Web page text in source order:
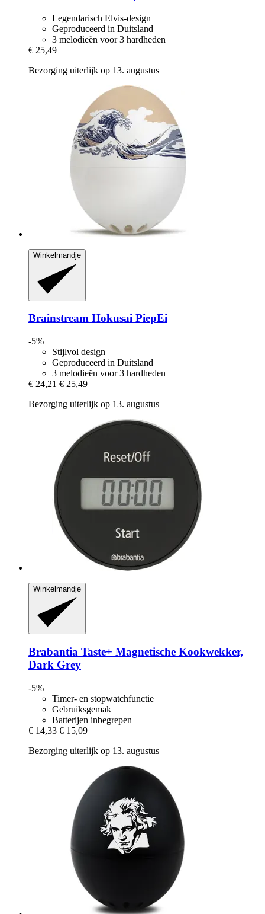
Legendarisch Elvis-design
Geproduceerd in Duitsland
3 melodieën voor 3 hardheden
€ 25,49
Bezorging uiterlijk op 13. augustus
Winkelmandje
Brainstream Hokusai PiepEi
-5%
Stijlvol design
Geproduceerd in Duitsland
3 melodieën voor 3 hardheden
€ 24,21 € 25,49
Bezorging uiterlijk op 13. augustus
Winkelmandje
Brabantia Taste+ Magnetische Kookwekker,
Dark Grey
-5%
Timer- en stopwatchfunctie
Gebruiksgemak
Batterijen inbegrepen
€ 14,33 € 15,09
Bezorging uiterlijk op 13. augustus